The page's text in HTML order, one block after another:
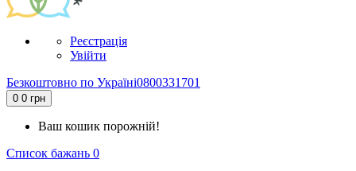
Реєстрація
Увійти
Безкоштовно по Україні0800331701
0 0 грн
Ваш кошик порожній!
Список бажань 0